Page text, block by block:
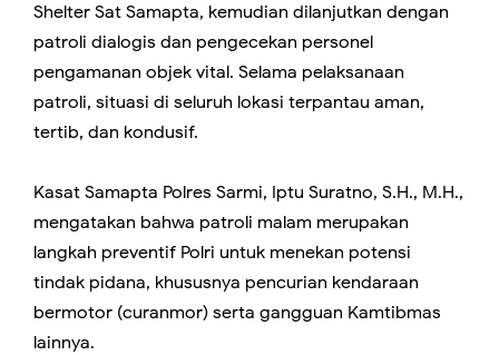
Shelter Sat Samapta, kemudian dilanjutkan dengan
patroli dialogis dan pengecekan personel
pengamanan objek vital. Selama pelaksanaan
patroli, situasi di seluruh lokasi terpantau aman,
tertib, dan kondusif.
Kasat Samapta Polres Sarmi, Iptu Suratno, S.H., M.H.,
mengatakan bahwa patroli malam merupakan
langkah preventif Polri untuk menekan potensi
tindak pidana, khususnya pencurian kendaraan
bermotor (curanmor) serta gangguan Kamtibmas
lainnya.